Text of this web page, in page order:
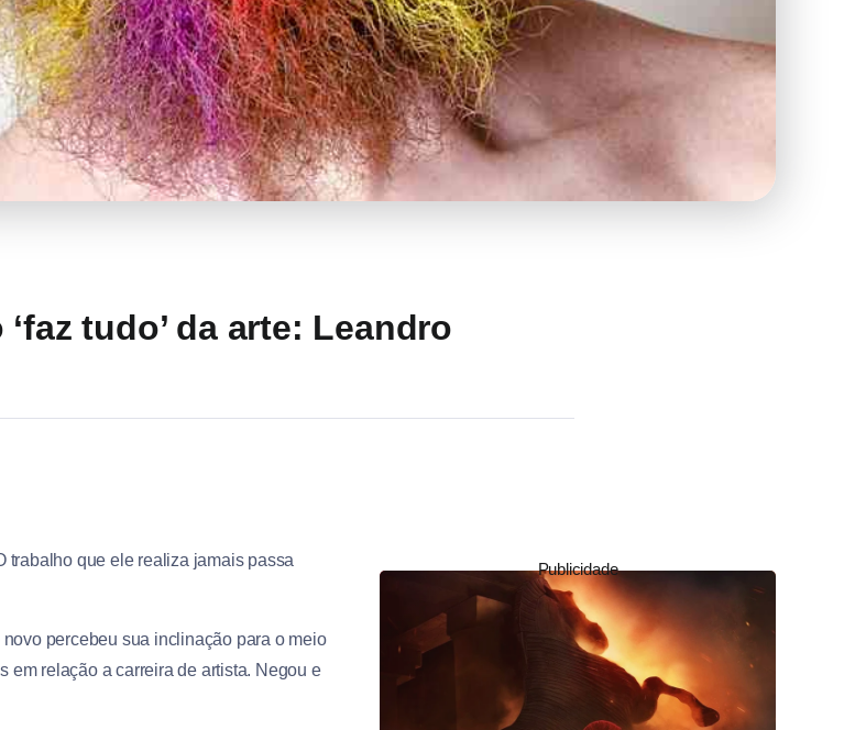
tudo’ da arte: Leandro
trabalho que ele realiza jamais passa
percebeu sua inclinação para o meio
em relação a carreira de artista. Negou e
Publicidade